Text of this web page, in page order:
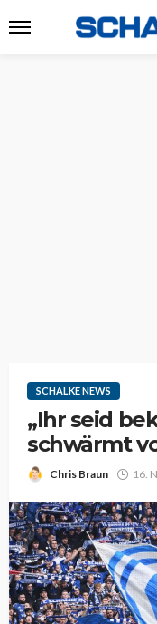
SCHALKE NEWS
„Ihr seid
schwärmt
Chris Braun 16.